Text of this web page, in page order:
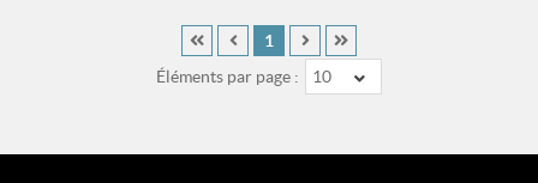
Éléments par page : 10
1